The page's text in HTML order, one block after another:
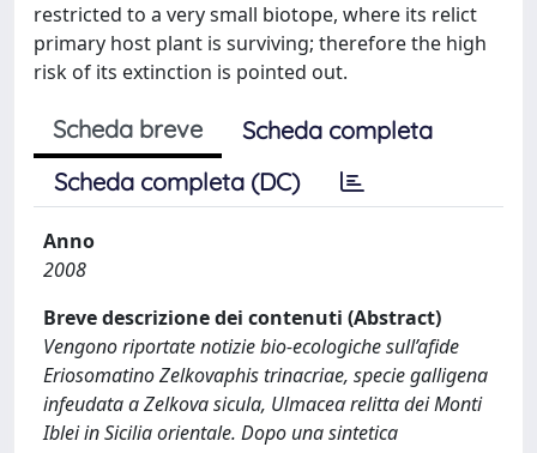
restricted to a very small biotope, where its relict
primary host plant is surviving; therefore the high
risk of its extinction is pointed out.
Scheda breve
Scheda completa
Scheda completa (DC)
Anno
2008
Breve descrizione dei contenuti (Abstract)
Vengono riportate notizie bio-ecologiche sull’afide
Eriosomatino Zelkovaphis trinacriae, specie galligena
infeudata a Zelkova sicula, Ulmacea relitta dei Monti
Iblei in Sicilia orientale. Dopo una sintetica